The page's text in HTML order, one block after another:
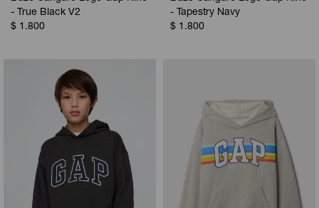
- True Black V2
$ 1.800
- Tapestry Navy
$ 1.800